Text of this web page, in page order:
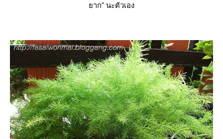
าก" นะตัวเอง